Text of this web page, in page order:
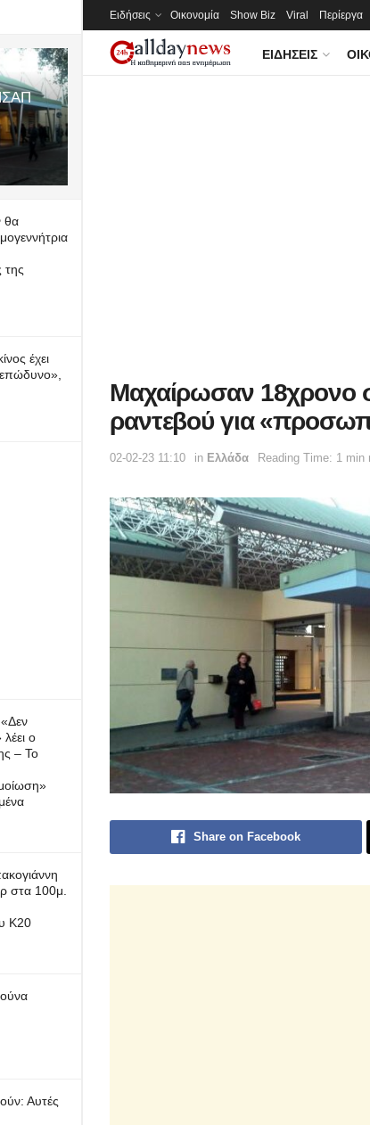
θα
της
έχει
ο
– Το
στα 100μ.
Κ20
Αυτές
Ειδήσεις Οικονομία Show Biz Viral Περίεργα
ΕΙΔΉΣΕΙΣ
Μαχαίρωσαν 18χρονο
ραντεβού για
02-02-23 11:10 in Ελλάδα Reading Time: 1 min
Share on Facebook